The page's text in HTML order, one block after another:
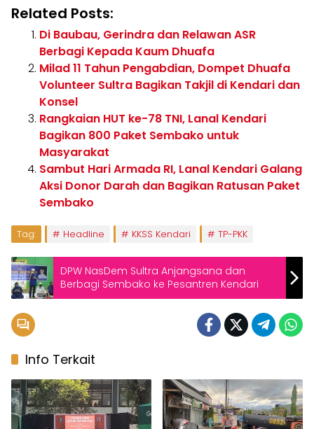
Related Posts:
Di Baubau, Gerindra dan Relawan ASR
Berbagi Kepada Kaum Dhuafa
Milad 11 Tahun Pengabdian, Dompet Dhuafa
Volunteer Sultra Bagikan Takjil di Kendari dan
Konsel
Rangkaian HUT ke-78 TNI, Lanal Kendari
Bagikan 800 Paket Sembako untuk
Masyarakat
Sambut Hari Armada RI, Lanal Kendari Galang
Aksi Donor Darah dan Bagikan Ratusan Paket
Sembako
Tag: Headline KKSS Kendari TP-PKK
DPW NasDem Sultra Anjangsana dan
Berbagi Sembako ke Pesantren Kendari
Info Terkait